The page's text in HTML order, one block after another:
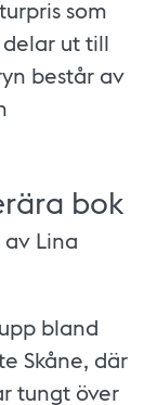
som
ut till
består av
bok
av Lina
bland
Skåne, där
tungt över